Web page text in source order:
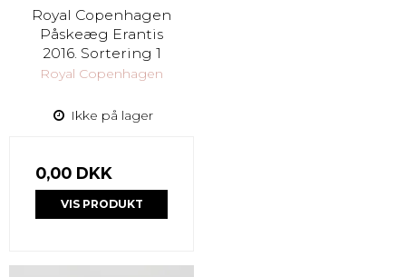
Royal Copenhagen
Påskeæg Erantis
2016. Sortering 1
Royal Copenhagen
Ikke på lager
0,00 DKK
VIS PRODUKT